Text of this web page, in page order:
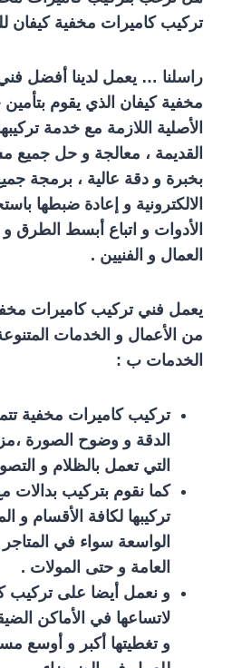
تركيب كاميرات مخفية كيفان
راسلنا … يعمل لدينا أفضل
مخفية كيفان الذي يقوم بتأمين
الأصلية اللازمة مع خدمة
القديمة ، معالجة و حل جميع
بخبرة و دقة عالية ، برمجة
الالكترونية و إعادة ضبطها
الأدوات و اتباع أبسط الطرق
العمال و الفنيين .
يعمل فني تركيب كاميرات
من الأعمال و الخدمات
الخدمات ب :
تركيب كاميرات مخفية
التي تعمل بالظلام و
كما نقوم بتركيب بدالات
تركيبها لكافة الأقسام و
الواسعة سواء في
العامة و حتى المولات .
و نعمل أيضا على تركيب
لاتساعها في الأماكن
و تغطيتها أكبر و أوسع